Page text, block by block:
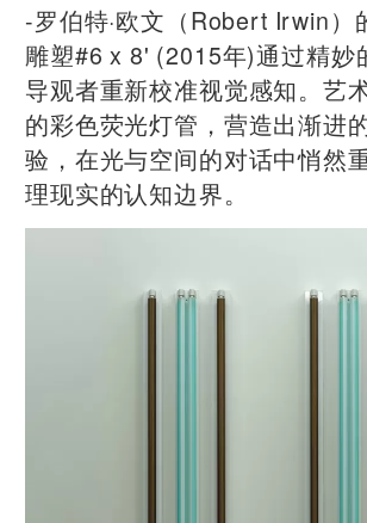
-罗伯特·欧文（Robert Irwin）
雕塑#6 x 8' (2015年)通过精妙
导观者重新校准视觉感知。艺
的彩色荧光灯管，营造出渐进
验，在光与空间的对话中悄然
理现实的认知边界。